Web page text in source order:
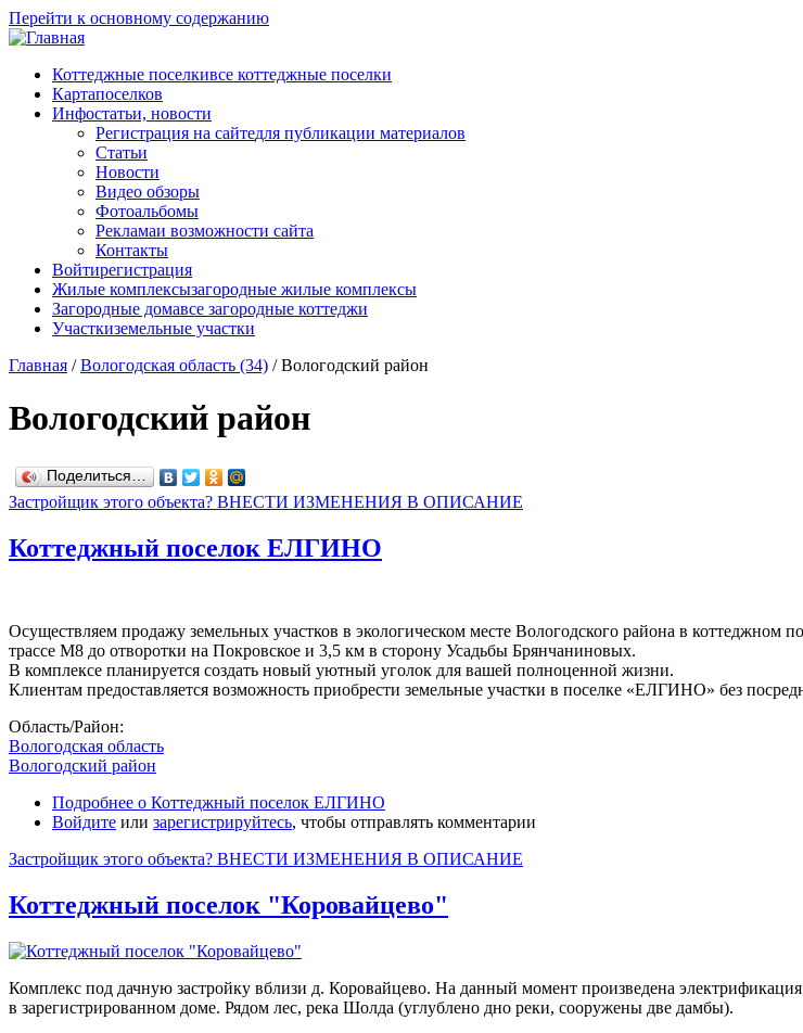
Перейти к основному содержанию
Коттеджные поселкивсе коттеджные поселки
Картапоселков
Инфостатьи, новости
Регистрация на сайтедля публикации материалов
Статьи
Новости
Видео обзоры
Фотоальбомы
Рекламаи возможности сайта
Контакты
Войтирегистрация
Жилые комплексызагородные жилые комплексы
Загородные домавсе загородные коттеджи
Участкиземельные участки
Главная / Вологодская область (34) /Вологодский район
Вологодский район
Поделиться…
Застройщик этого объекта? ВНЕСТИ ИЗМЕНЕНИЯ В ОПИСАНИЕ
Коттеджный поселок ЕЛГИНО
Осуществляем продажу земельных участков в экологическом месте Вологодского района в
трассе М8 до отворотки на Покровское и 3,5 км в сторону Усадьбы Брянчаниновых.
В комплексе планируется создать новый уютный уголок для вашей полноценной жизни.
Клиентам предоставляется возможность приобрести земельные участки в поселке «ЕЛГИНО» без
Область/Район:
Вологодская область
Вологодский район
Подробнее о Коттеджный поселок ЕЛГИНО
Войдите или зарегистрируйтесь, чтобы отправлять комментарии
Застройщик этого объекта? ВНЕСТИ ИЗМЕНЕНИЯ В ОПИСАНИЕ
Коттеджный поселок "Коровайцево"
Комплекс под дачную застройку вблизи д. Коровайцево. На данный момент произведена электрификация
в зарегистрированном доме. Рядом лес, река Шолда (углублено дно реки, сооружены две дамбы).